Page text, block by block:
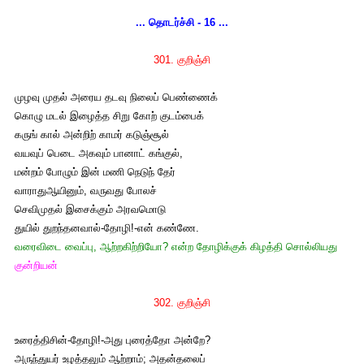
... தொடர்ச்சி - 16 ...
301. குறிஞ்சி
முழவு முதல் அரைய தடவு நிலைப் பெண்ணைக்
கொழு மடல் இழைத்த சிறு கோற் குடம்பைக்
கருங் கால் அன்றிற் காமர் கடுஞ்சூல்
வயவுப் பெடை அகவும் பானாட் கங்குல்,
மன்றம் போழும் இன் மணி நெடுந் தேர்
வாராதுஆயினும், வருவது போலச்
செவிமுதல் இசைக்கும் அரவமொடு
துயில் துறந்தனவால்-தோழி!-என் கண்ணே.
வரைவிடை வைப்பு, ஆற்றகிற்றியோ? என்ற தோழிக்குக் கிழத்தி சொல்லியது
குன்றியன்
302. குறிஞ்சி
உரைத்திசின்-தோழி!-அது புரைத்தோ அன்றே?
அருந்துயர் உழத்தலும் ஆற்றாம்; அதன்தலைப்